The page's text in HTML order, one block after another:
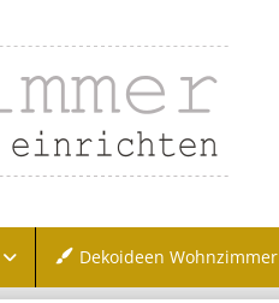
Dekoideen Wohnzimmer